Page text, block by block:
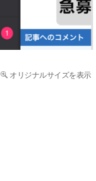
オリジナルサイズを表示